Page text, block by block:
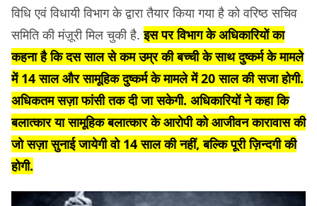
विधि एवं विधायी विभाग के द्वारा तैयार किया गया है को वरिष्ठ सचिव
समिति की मंज़ूरी मिल चुकी है.इस पर विभाग के अधिकारियों का
कहना है कि दस साल से कम उम्र की बच्ची के साथ दुष्कर्म के मामले
में 14 साल और सामूहिक दुष्कर्म के मामले में 20 साल की सजा होगी.
अधिकतम सज़ा फांसी तक दी जा सकेगी. अधिकारियों ने कहा कि
बलात्कार या सामूहिक बलात्कार के आरोपी को आजीवन कारावास की
जो सज़ा सुनाई जायेगी वो 14 साल की नहीं, बल्कि पूरी ज़िन्दगी की
होगी.